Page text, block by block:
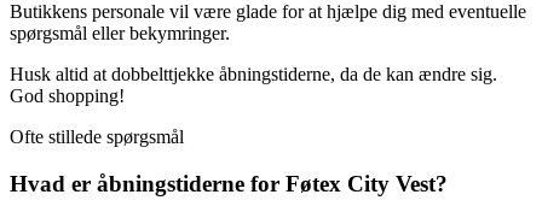
Butikkens personale vil være glade for at hjælpe dig med eventuelle
spørgsmål eller bekymringer.
Husk altid at dobbelttjekke åbningstiderne, da de kan ændre sig.
God shopping!
Ofte stillede spørgsmål
Hvad er åbningstiderne for Føtex City Vest?